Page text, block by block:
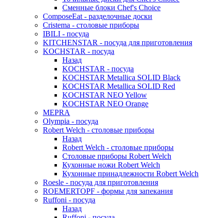
Сменные блоки Chef's Choice
ComposeEat - разделочные доски
Cristema - столовые приборы
IBILI - посуда
KITCHENSTAR - посуда для приготовления
KOCHSTAR - посуда
Назад
KOCHSTAR - посуда
KOCHSTAR Metallica SOLID Black
KOCHSTAR Metallica SOLID Red
KOCHSTAR NEO Yellow
KOCHSTAR NEO Orange
MEPRA
Olympia - посуда
Robert Welch - столовые приборы
Назад
Robert Welch - столовые приборы
Столовые приборы Robert Welch
Кухонные ножи Robert Welch
Кухонные принадлежности Robert Welch
Roesle - посуда для приготовления
ROEMERTOPF - формы для запекания
Ruffoni - посуда
Назад